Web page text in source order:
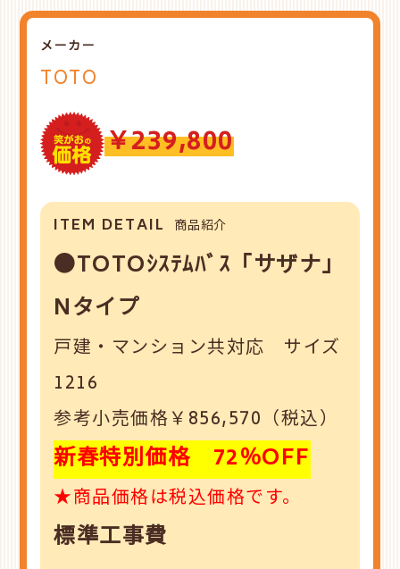
メーカー
TOTO
￥239,800
ITEM DETAIL 商品紹介
●TOTOｼｽﾃﾑﾊﾞｽ「サザナ」
Nタイプ
戸建・マンション共対応 サイズ
1216
参考小売価格￥856,570（税込）
新春特別価格 72％OFF
★商品価格は税込価格です。
標準工事費